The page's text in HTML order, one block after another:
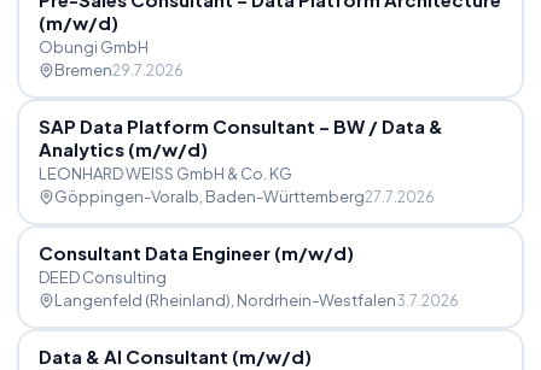
(m/w/d)
Obungi GmbH
Bremen29.7.2026
SAP Data Platform Consultant – BW /Data &
Analytics (m/w/d)
LEONHARD WEISS GmbH & Co. KG
Göppingen-Voralb , Baden-Württemberg27.7.2026
Consultant Data Engineer (m/w/d)
DEED Consulting
Langenfeld (Rheinland) , Nordrhein-Westfalen3.7.2026
Data & AI Consultant (m/w/d)